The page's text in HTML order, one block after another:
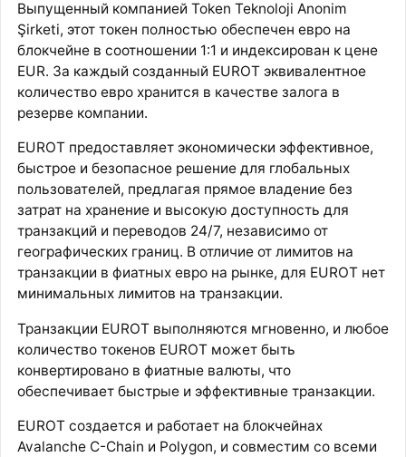
Выпущенный компанией Token Teknoloji Anonim
Şirketi, этот токен полностью обеспечен евро на
блокчейне в соотношении 1:1 и индексирован к цене
EUR. За каждый созданный EUROT эквивалентное
количество евро хранится в качестве залога в
резерве компании.
EUROT предоставляет экономически эффективное,
быстрое и безопасное решение для глобальных
пользователей, предлагая прямое владение без
затрат на хранение и высокую доступность для
транзакций и переводов 24/7, независимо от
географических границ. В отличие от лимитов на
транзакции в фиатных евро на рынке, для EUROT нет
минимальных лимитов на транзакции.
Транзакции EUROT выполняются мгновенно, и любое
количество токенов EUROT может быть
конвертировано в фиатные валюты, что
обеспечивает быстрые и эффективные транзакции.
EUROT создается и работает на блокчейнах
Avalanche C-Chain и Polygon, и совместим со всеми